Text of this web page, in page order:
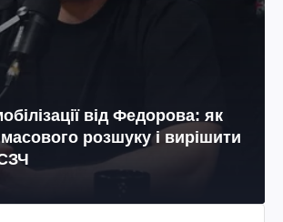
від Федорова: як
розшуку і вирішити